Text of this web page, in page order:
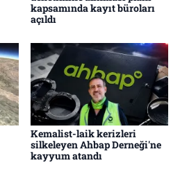
kapsamında kayıt büroları
açıldı
Kemalist-laik kerizleri
silkeleyen Ahbap Derneği'ne
kayyum atandı